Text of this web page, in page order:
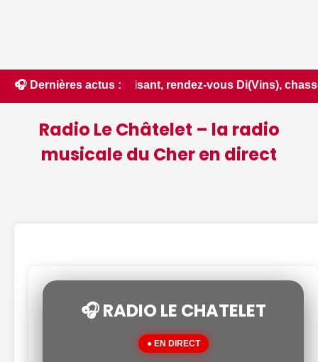
🎧 Dernières actus :
rendez-vous Di(Vins), chasse au trésor
Radio Le Châtelet – la radio
musicale du Cher en direct
🎧 RADIO LE CHATELET
● EN DIRECT